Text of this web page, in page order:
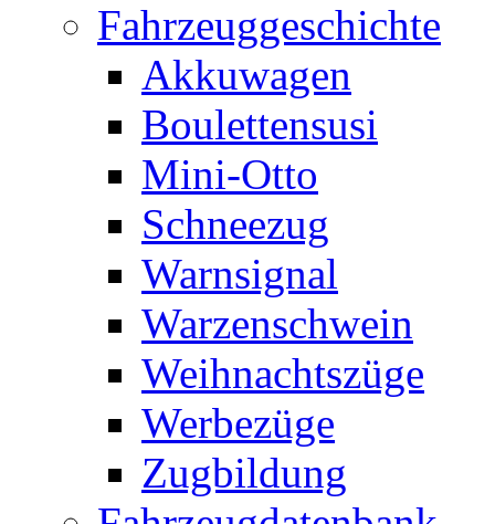
Fahrzeuggeschichte
Akkuwagen
Boulettensusi
Mini-Otto
Schneezug
Warnsignal
Warzenschwein
Weihnachtszüge
Werbezüge
Zugbildung